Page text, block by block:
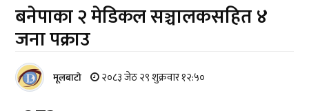
बनेपाका २ मेडिकल सञ्चालकसहित ४
जना पक्राउ
मूलबाटाे २०८३ जेठ २९ शुक्रवार १२:५०